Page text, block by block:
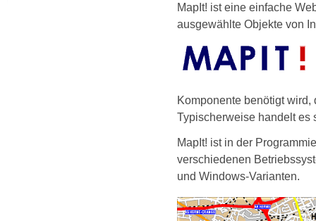
MapIt! ist eine einfache
ausgewählte Objekte von
Komponente benötigt
Typischerweise handelt es
MapIt! ist in der
verschiedenen
und Windows-Varianten.